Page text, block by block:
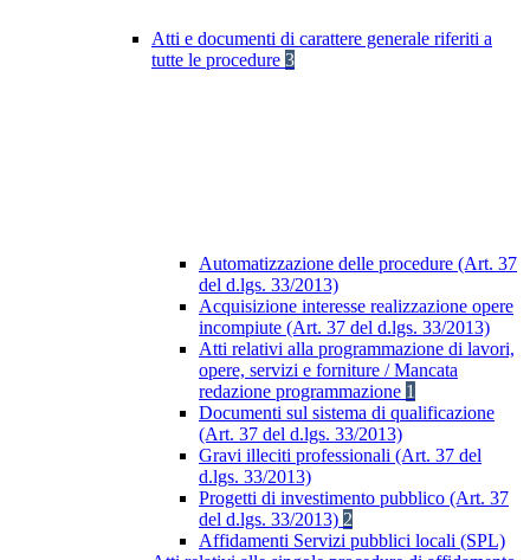
Atti e documenti di carattere generale riferiti a
tutte le procedure 3
Automatizzazione delle procedure (Art. 37
del d.lgs. 33/2013)
Acquisizione interesse realizzazione opere
incompiute (Art. 37 del d.lgs. 33/2013)
Atti relativi alla programmazione di lavori,
opere, servizi e forniture / Mancata
redazione programmazione 1
Documenti sul sistema di qualificazione
(Art. 37 del d.lgs. 33/2013)
Gravi illeciti professionali (Art. 37 del
d.lgs. 33/2013)
Progetti di investimento pubblico (Art. 37
del d.lgs. 33/2013) 2
Affidamenti Servizi pubblici locali (SPL)